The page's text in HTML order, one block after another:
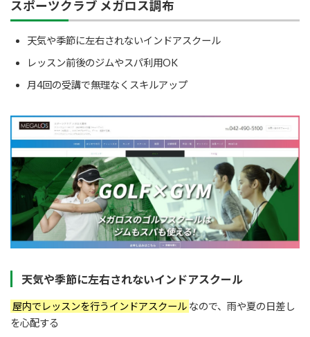
スポーツクラブ メガロス調布
天気や季節に左右されないインドアスクール
レッスン前後のジムやスパ利用OK
月4回の受講で無理なくスキルアップ
天気や季節に左右されないインドアスクール
屋内でレッスンを行うインドアスクール なので、雨や夏の日差し
を心配する